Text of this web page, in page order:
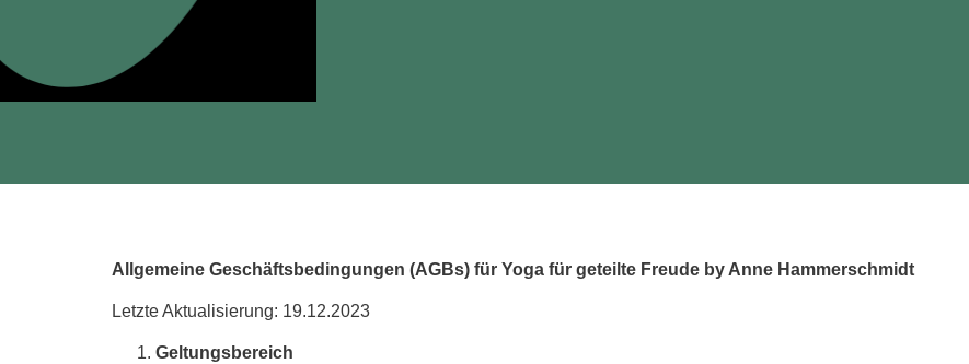
Allgemeine Geschäftsbedingungen (AGBs) für Yoga für geteilte Freude by Anne Hammerschmidt
Letzte Aktualisierung: 19.12.2023
Geltungsbereich